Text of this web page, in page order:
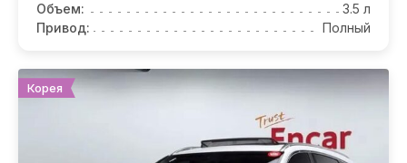
Объем:
3.5 л
Привод:
Полный
Корея